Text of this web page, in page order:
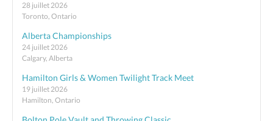
28 juillet 2026
Toronto, Ontario
Alberta Championships
24 juillet 2026
Calgary, Alberta
Hamilton Girls & Women Twilight Track Meet
19 juillet 2026
Hamilton, Ontario